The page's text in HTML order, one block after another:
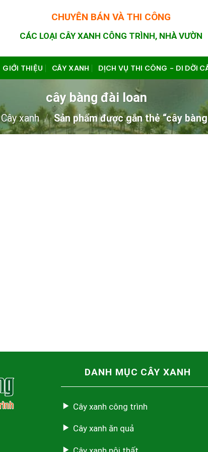
CHUYÊN BÁN VÀ THI CÔNG
CÁC LOẠI CÂY XANH CÔNG TRÌNH, NHÀ VƯỜN
GIỚI THIỆU CÂY XANH DỊCH VỤ THI CÔNG – DI DỜI
cây bàng đài loan
Cây xanh / Sản phẩm được gắn thẻ “cây
DANH MỤC CÂY XANH
Cây xanh công trình
Cây xanh ăn quả